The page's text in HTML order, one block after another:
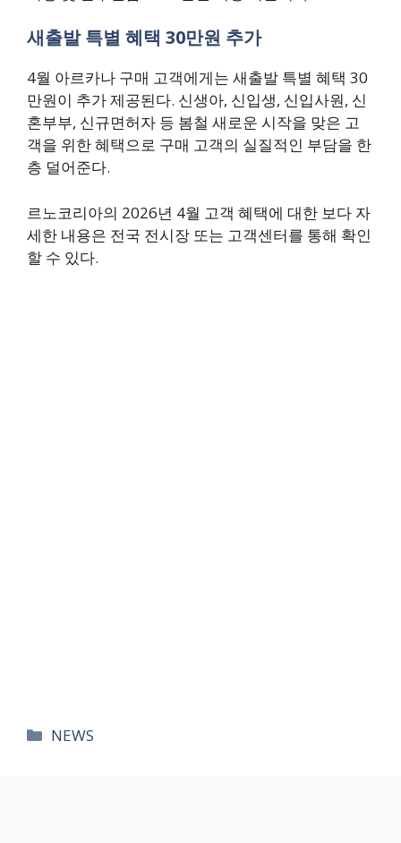
새출발 특별 혜택 30만원 추가
4월 아르카나 구매 고객에게는 새출발 특별 혜택 30
만원이 추가 제공된다. 신생아, 신입생, 신입사원, 신
혼부부, 신규면허자 등 봄철 새로운 시작을 맞은 고
객을 위한 혜택으로 구매 고객의 실질적인 부담을 한
층 덜어준다.
르노코리아의 2026년 4월 고객 혜택에 대한 보다 자
세한 내용은 전국 전시장 또는 고객센터를 통해 확인
할 수 있다.
카
NEWS